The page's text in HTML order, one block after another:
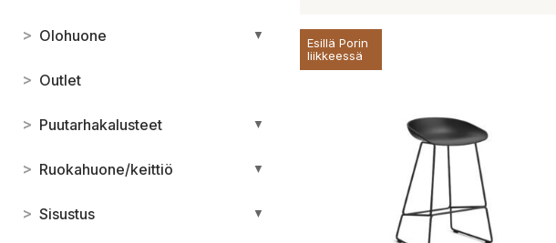
> Olohuone ▼
> Outlet
> Puutarhakalusteet ▼
> Ruokahuone/keittiö ▼
> Sisustus ▼
Tällä
tuotteella
on
Esillä Porin
liikkeessä